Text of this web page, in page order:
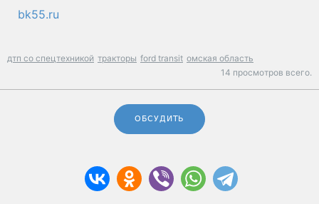
bk55.ru
дтп со спецтехникой тракторы ford transit омская область
14 просмотров всего.
ОБСУДИТЬ